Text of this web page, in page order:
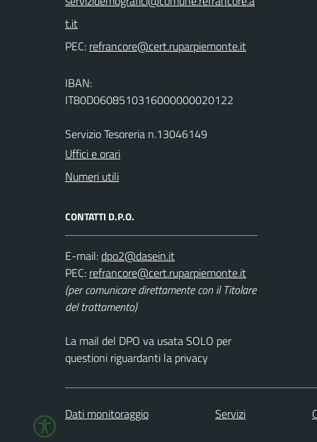
PEC:
IBAN:
IT80D0608510316000000020122
Servizio Tesoreria n.13046149
Uffici e orari
Numeri utili
CONTATTI D.P.O.
E-mail:
PEC:
(per comunicare direttamente con il Titolare
del trattamento)
La mail del DPO va usata SOLO per
questioni riguardanti la privacy
Dati monitoraggio Servizi